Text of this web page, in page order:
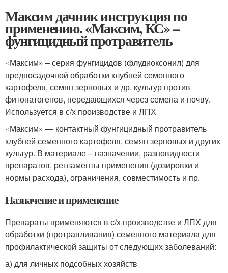
Максим дачник инструкция по
применению. «Максим, КС» –
фунгицидный протравитель
«Максим» – серия фунгицидов (флудиоксонил) для
предпосадочной обработки клубней семенного
картофеля, семян зерновых и др. культур против
фитопатогенов, передающихся через семена и почву.
Используется в с/х производстве и ЛПХ
«Максим» — контактный фунгицидный протравитель
клубней семенного картофеля, семян зерновых и других
культур. В материале – назначении, разновидности
препаратов, регламенты применения (дозировки и
нормы расхода), ограничения, совместимость и пр.
Назначение и применение
Препараты применяются в с/х производстве и ЛПХ для
обработки (протравливания) семенного материала для
профилактической защиты от следующих заболеваний:
а) для личных подсобных хозяйств